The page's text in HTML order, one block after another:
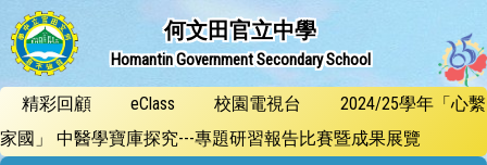
何文田官立中學
Homantin Government Secondary School
精彩回顧 eClass 校園電視台
2024/25學年「心繫
家國」 中醫學寶庫探究---專題研習報告比賽暨成果展覽